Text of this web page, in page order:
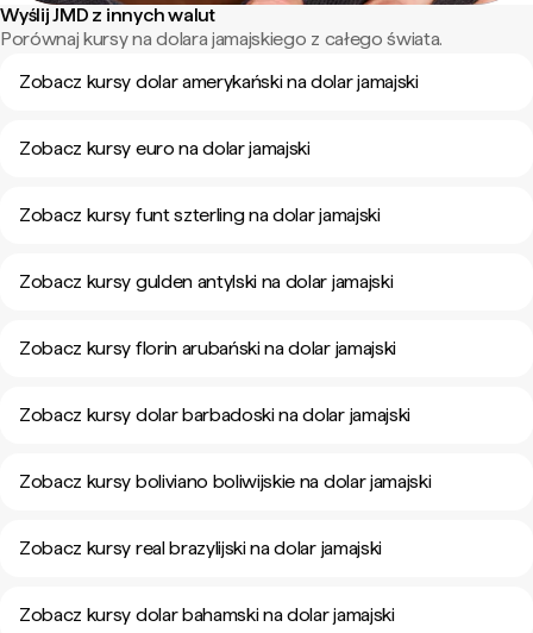
Wyślij JMD z innych walut
Porównaj kursy na dolara jamajskiego z całego świata.
Zobacz kursy dolar amerykański na dolar jamajski
Zobacz kursy euro na dolar jamajski
Zobacz kursy funt szterling na dolar jamajski
Zobacz kursy gulden antylski na dolar jamajski
Zobacz kursy florin arubański na dolar jamajski
Zobacz kursy dolar barbadoski na dolar jamajski
Zobacz kursy boliviano boliwijskie na dolar jamajski
Zobacz kursy real brazylijski na dolar jamajski
Zobacz kursy dolar bahamski na dolar jamajski